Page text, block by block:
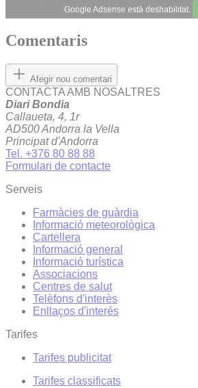
Google Adsense està deshabilitat.
Comentaris
Afegir nou comentari
CONTACTA AMB NOSALTRES
Diari Bondia
Callaueta, 4, 1r
AD500 Andorra la Vella
Principat d'Andorra
Tel. +376 80 88 88
Formulari de contacte
Serveis
Farmàcies de guàrdia
Informació meteorològica
Cartellera
Informació general
Informació turística
Associacions
Centres de salut
Telèfons d'interès
Enllaços d'interés
Tarifes
Tarifes publicitat
Tarifes classificats